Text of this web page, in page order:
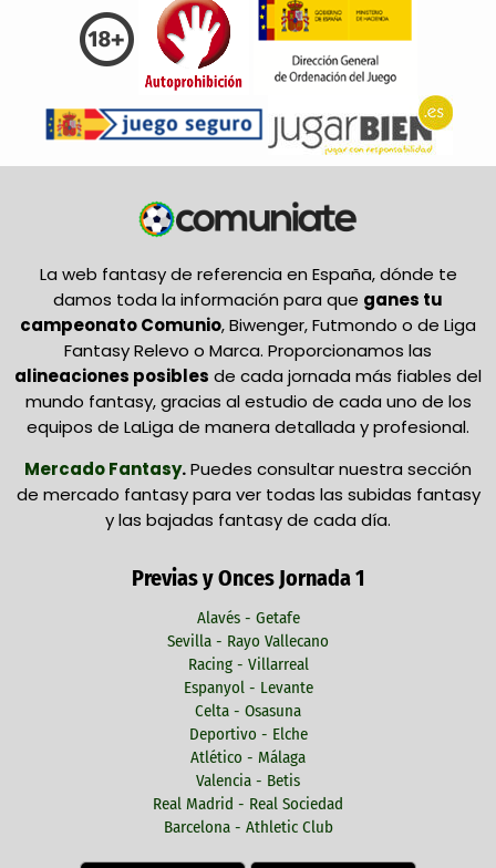
La web fantasy de referencia en España, dónde te
damos toda la información para que ganes tu
campeonato Comunio, Biwenger, Futmondo o de Liga
Fantasy Relevo o Marca. Proporcionamos las
alineaciones posibles de cada jornada más fiables del
mundo fantasy, gracias al estudio de cada uno de los
equipos de LaLiga de manera detallada y profesional.
Mercado Fantasy.Puedes consultar nuestra sección
de mercado fantasy para ver todas las subidas fantasy
y las bajadas fantasy de cada día.
Previas y Onces Jornada 1
Alavés - Getafe
Sevilla - Rayo Vallecano
Racing - Villarreal
Espanyol - Levante
Celta - Osasuna
Deportivo - Elche
Atlético - Málaga
Valencia - Betis
Real Madrid - Real Sociedad
Barcelona - Athletic Club